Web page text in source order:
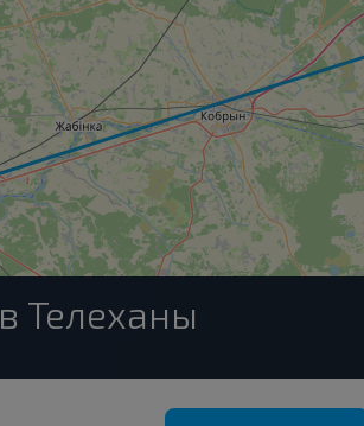
Телеханы